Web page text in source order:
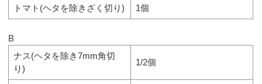
トマト(ヘタを除きざく切り) 1個
B
ナス(ヘタを除き7mm角切
り)
1/2個